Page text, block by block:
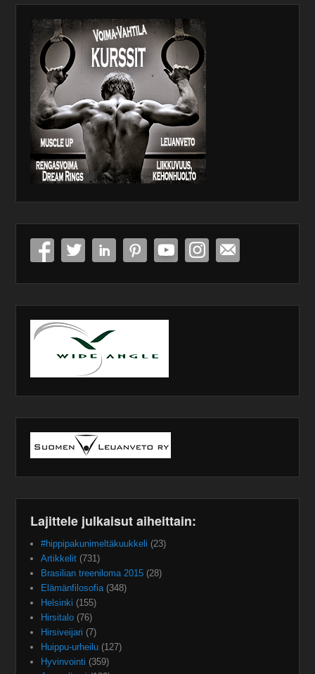
Lajittele julkaisut aiheittain:
#hippipakunimeltäkuukkeli (23)
Artikkelit (731)
Brasilian treeniloma 2015 (28)
Elämänfilosofia(348)
Helsinki (155)
Hirsitalo (76)
Hirsiveijari (7)
Huippu-urheilu (127)
Hyvinvointi (359)